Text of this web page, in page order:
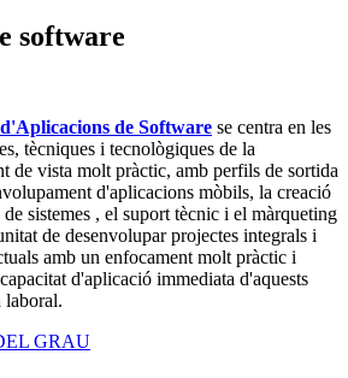
software
de Software se centra en les
tècniques i tecnològiques de la
de vista molt pràctic, amb perfils de sortida
d'aplicacions mòbils, la creació
sistemes , el suport tècnic i el màrqueting
de desenvolupar projectes integrals i
amb un enfocament molt pràctic i
d'aplicació immediata d'aquests
laboral.
GRAU